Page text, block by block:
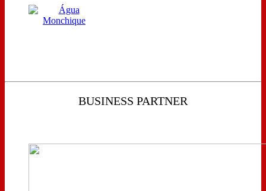
BUSINESS PARTNER